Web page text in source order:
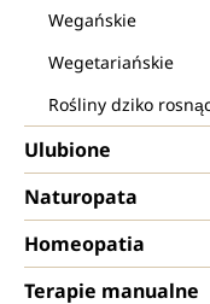
Wegańskie
Wegetariańskie
Rośliny dziko
Ulubione
Naturopata
Homeopatia
Terapie manualne